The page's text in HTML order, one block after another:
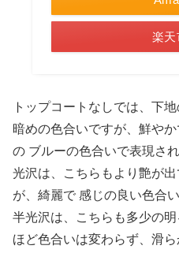
楽天
トップコートなしでは、下
暗めの色合いですが、鮮や
の ブルーの色合いで表現され
光沢は、こちらもより艶が
が、綺麗で 感じの良い色合
半光沢は、こちらも多少の
ほど色合いは変わらず、滑